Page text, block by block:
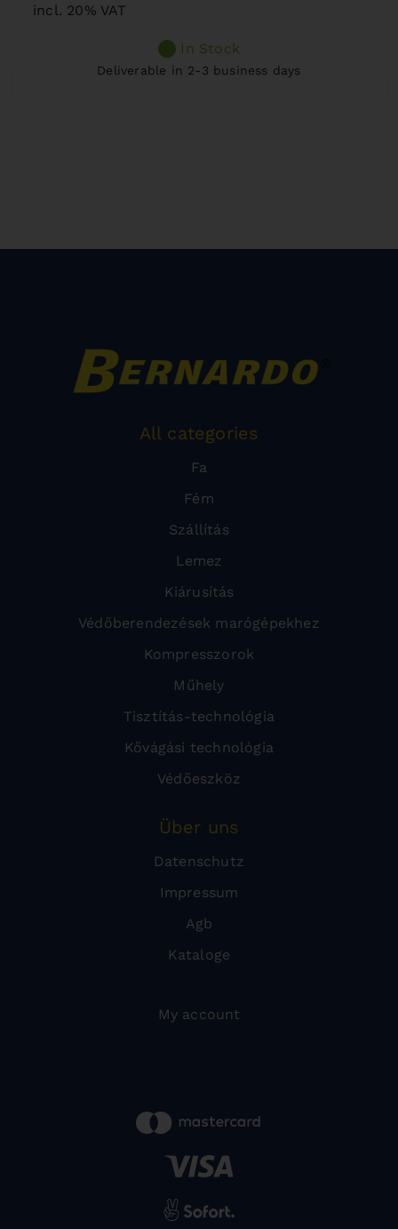
incl. 20% VAT
In Stock
Deliverable in 2-3 business days
All categories
Fa
Fém
Szállítás
Lemez
Kiárusítás
Védőberendezések marógépekhez
Kompresszorok
Műhely
Tisztítás-technológia
Kővágási technológia
Védőeszköz
Über uns
Datenschutz
Impressum
Agb
Kataloge
My account